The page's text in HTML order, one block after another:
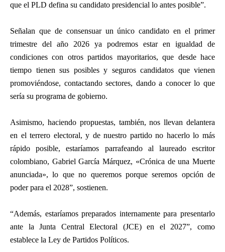
que el PLD defina su candidato presidencial lo antes posible”.
Señalan que de consensuar un único candidato en el primer
trimestre del año 2026 ya podremos estar en igualdad de
condiciones con otros partidos mayoritarios, que desde hace
tiempo tienen sus posibles y seguros candidatos que vienen
promoviéndose, contactando sectores, dando a conocer lo que
sería su programa de gobierno.
Asimismo, haciendo propuestas, también, nos llevan delantera
en el terrero electoral, y de nuestro partido no hacerlo lo más
rápido posible, estaríamos parrafeando al laureado escritor
colombiano, Gabriel García Márquez, «Crónica de una Muerte
anunciada», lo que no queremos porque seremos opción de
poder para el 2028”, sostienen.
“Además, estaríamos preparados internamente para presentarlo
ante la Junta Central Electoral (JCE) en el 2027”, como
establece la Ley de Partidos Políticos.